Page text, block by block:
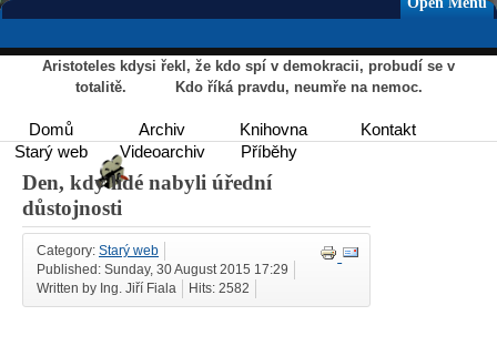
Aristoteles kdysi řekl, že kdo spí v demokracii, probudí se v
totalitě. Kdo říká pravdu, neumře na nemoc.
Domů Archiv Knihovna
Kontakt
Starý web
Videoarchiv Příběhy
Den, kdy lidé nabyli úřední
důstojnosti
Category: Starý web
Published: Sunday, 30 August 2015 17:29
Written by Ing. Jiří Fiala
Hits: 2582